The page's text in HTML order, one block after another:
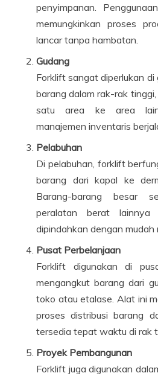
penyimpanan.
memungkinkan proses
lancar tanpa hambatan.
Gudang
Forklift sangat diperlukan
barang dalam rak-rak
satu area ke area
manajemen inventaris
Pelabuhan
Di pelabuhan, forklift
barang dari kapal ke
Barang-barang besar
peralatan berat
dipindahkan dengan
Pusat Perbelanjaan
Forklift digunakan di
mengangkut barang dari
toko atau etalase. Alat ini
proses distribusi barang
tersedia tepat waktu di rak
Proyek Pembangunan
Forklift juga digunakan